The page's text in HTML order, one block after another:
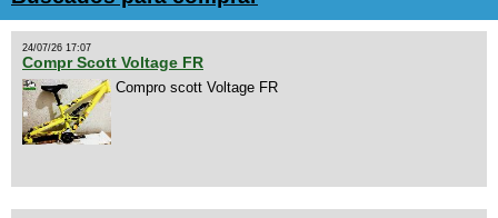
24/07/26 17:07
Compr Scott Voltage FR
Compro scott Voltage FR